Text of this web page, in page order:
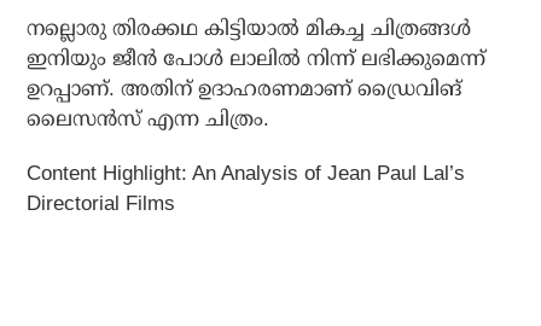
നല്ലൊരു തിരക്കഥ കിട്ടിയാൽ മികച്ച ചിത്രങ്ങൾ
ഇനിയും ജീൻ പോൾ ലാലിൽ നിന്ന് ലഭിക്കുമെന്ന്
ഉറപ്പാണ്. അതിന് ഉദാഹരണമാണ് ഡ്രൈവിങ്
ലൈസൻസ് എന്ന ചിത്രം.
Content Highlight: An Analysis of Jean Paul Lal’s
Directorial Films